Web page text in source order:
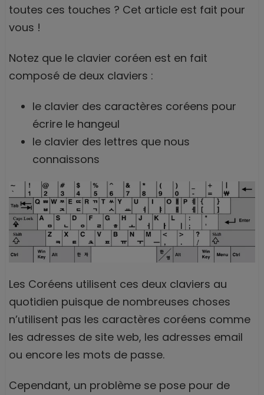
toutes ces touches ? Cet article est fait pour
vous !
Notez que le clavier coréen est en fait
composé de deux claviers :
le clavier des caractères coréens pour
écrire le hangeul
le clavier des lettres que nous
connaissons
Les Coréens utilisent ces deux claviers au
quotidien puisque de nombreuses choses
n’utilisent pas les caractères coréens comme
les adresses de site web, les adresses email
ou encore les mots de passe.
Cependant, un problème se pose pour de